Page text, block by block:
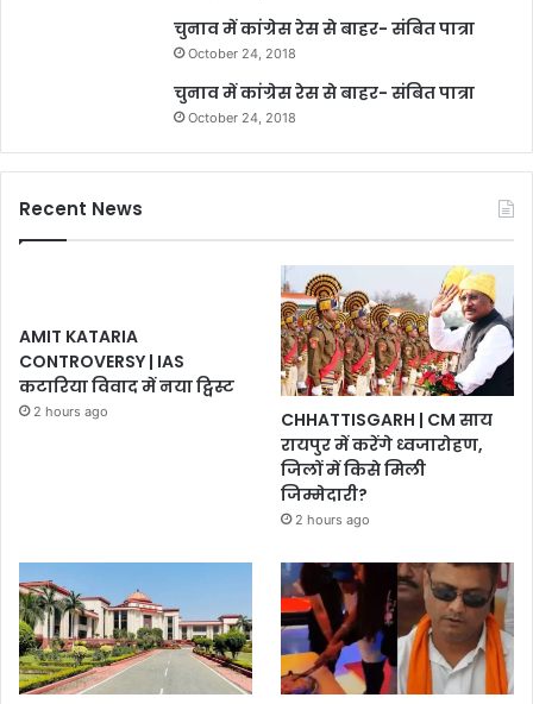
चुनाव में कांग्रेस रेस से बाहर- संबित पात्रा
October 24, 2018
चुनाव में कांग्रेस रेस से बाहर- संबित पात्रा
October 24, 2018
Recent News
AMIT KATARIA
CONTROVERSY | IAS
कटारिया विवाद में नया ट्विस्ट
2 hours ago
CHHATTISGARH | CM साय
रायपुर में करेंगे ध्वजारोहण,
जिलों में किसे मिली
जिम्मेदारी?
2 hours ago